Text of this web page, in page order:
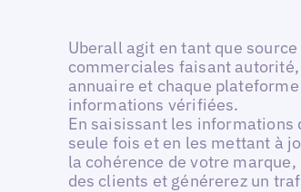
Uberall agit en tant que
commerciales faisant
annuaire et chaque
informations vérifiées.
En saisissant les informations
seule fois et en les mettant à
la cohérence de votre
des clients et générerez un